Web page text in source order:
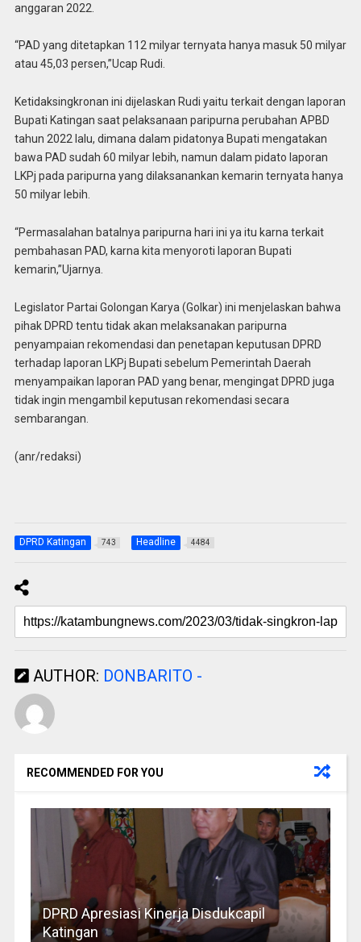
anggaran 2022.
“PAD yang ditetapkan 112 milyar ternyata hanya masuk 50 milyar
atau 45,03 persen,”Ucap Rudi.
Ketidaksingkronan ini dijelaskan Rudi yaitu terkait dengan laporan
Bupati Katingan saat pelaksanaan paripurna perubahan APBD
tahun 2022 lalu, dimana dalam pidatonya Bupati mengatakan
bawa PAD sudah 60 milyar lebih, namun dalam pidato laporan
LKPj pada paripurna yang dilaksanankan kemarin ternyata hanya
50 milyar lebih.
“Permasalahan batalnya paripurna hari ini ya itu karna terkait
pembahasan PAD, karna kita menyoroti laporan Bupati
kemarin,”Ujarnya.
Legislator Partai Golongan Karya (Golkar) ini menjelaskan bahwa
pihak DPRD tentu tidak akan melaksanakan paripurna
penyampaian rekomendasi dan penetapan keputusan DPRD
terhadap laporan LKPj Bupati sebelum Pemerintah Daerah
menyampaikan laporan PAD yang benar, mengingat DPRD juga
tidak ingin mengambil keputusan rekomendasi secara
sembarangan.
(anr/redaksi)
DPRD Katingan 743 Headline 4484
AUTHOR: DONBARITO -
RECOMMENDED FOR YOU
DPRD Apresiasi Kinerja Disdukcapil
Katingan